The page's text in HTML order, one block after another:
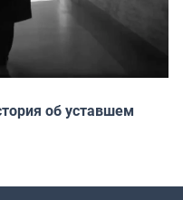
об уставшем